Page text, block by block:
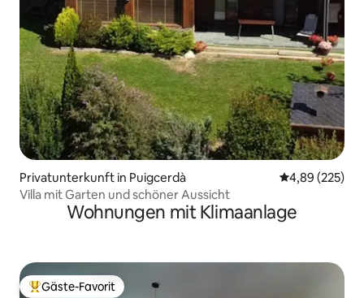
Privatunterkunft in Puigcerdà
4,89 (225)
Villa mit Garten und schöner Aussicht
Wohnungen mit Klimaanlage
Beliebter Gäste-Favorit.
Gäste-Favorit